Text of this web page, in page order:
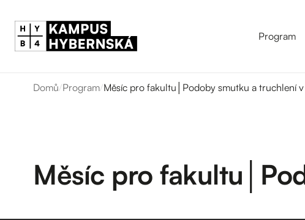
Program
Domů/Program/Měsíc pro fakultu│Podoby smutku a truchlení
Měsíc pro